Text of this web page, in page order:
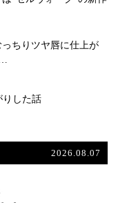
ちりツヤ唇に仕上が
りした話
2026.08.07